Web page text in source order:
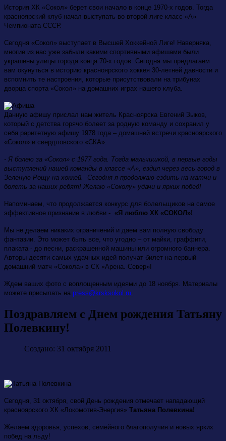
История ХК «Сокол» берет свои начало в конце 1970-х годов. Тогда
красноярский клуб начал выступать во второй лиге класс «А»
Чемпионата СССР.
Сегодня «Сокол» выступает в Высшей Хоккейной Лиге! Наверняка,
многие из нас уже забыли какими спортивными афишами были
украшены улицы города конца 70-х годов. Сегодня мы предлагаем
вам окунуться в историю красноярского хоккея 30-летней давности и
вспомнить те настроения, которые присутствовали на трибунах
дворца спорта «Сокол» на домашних играх нашего клуба.
Данную афишу прислал нам житель Красноярска Евгений Зыков,
который с детства горячо болеет за родную команду и сохранил у
себя раритетную афишу 1978 года – домашней встречи красноярского
«Сокол» и свердловского «СКА»:
- Я болею за «Сокол» с 1977 года. Тогда мальчишкой, в первые годы
выступлений нашей команды в классе «А», ездил через весь город в
Зеленую Рощу на хоккей. Сегодня я продолжаю ездить на матчи и
болеть за наших ребят! Желаю «Соколу» удачи и ярких побед!
Напоминаем, что продолжается конкурс для болельщиков на самое
эффективное признание в любви - «Я люблю ХК «СОКОЛ»!
Мы не делаем никаких ограничений и даем вам полную свободу
фантазии. Это может быть все, что угодно – от майки, граффити,
плаката - до песни, раскрашенной машины или огромного баннера.
Авторы десяти самых удачных идей получат билет на первый
домашний матч «Сокола» в СК «Арена. Север»!
Ждем ваших фото с воплощенным идеями до 18 ноября. Материалы
можете присылать на press@krsksokol.ru
Поздравляем с Днем рождения Татьяну
Полевкину!
Создано: 31 октября 2011
Сегодня, 31 октября, свой День рождения отмечает нападающий
красноярского ХК «Локомотив-Энергия» Татьяна Полевкина!
Желаем здоровья, успехов, семейного благополучия и новых ярких
побед на льду!